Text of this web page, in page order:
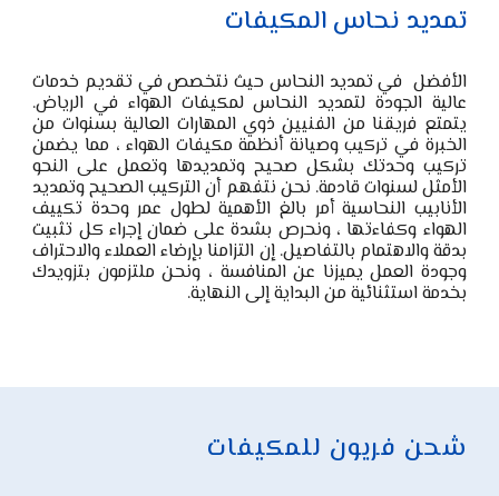
تمديد نحاس المكيفات
الأفضل في تمديد النحاس حيث نتخصص في تقديم خدمات
عالية الجودة لتمديد النحاس لمكيفات الهواء في الرياض.
يتمتع فريقنا من الفنيين ذوي المهارات العالية بسنوات من
الخبرة في تركيب وصيانة أنظمة مكيفات الهواء ، مما يضمن
تركيب وحدتك بشكل صحيح وتمديدها وتعمل على النحو
الأمثل لسنوات قادمة. نحن نتفهم أنالتركيب الصحيح وتمديد
الأنابيب النحاسيةأمر بالغ الأهمية لطول عمر وحدة تكييف
الهواء وكفاءتها ، ونحرص بشدة على ضمان إجراء كل تثبيت
بدقة والاهتمام بالتفاصيل. إن التزامنا بإرضاء العملاء والاحتراف
وجودة العمل يميزنا عن المنافسة ، ونحن ملتزمون بتزويدك
بخدمة استثنائية من البداية إلى النهاية.
شحن فريون للمكيفات